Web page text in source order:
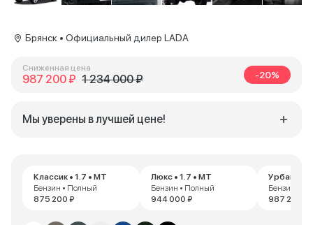
Классик • 1.7 • MT
Бензин • Полный
875 200 ₽
Люкс • 1.7 • MT
Бензин • Полный
944 000 ₽
Урбан •
Бензин •
987 200 ₽
Брянск • Официальный дилер LADA
Сниженная цена
987 200 ₽ 1 234 000 ₽ -20%
Мы уверены в лучшей цене!